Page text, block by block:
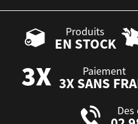
Produits
EN STOCK
Paiement
3X SANS